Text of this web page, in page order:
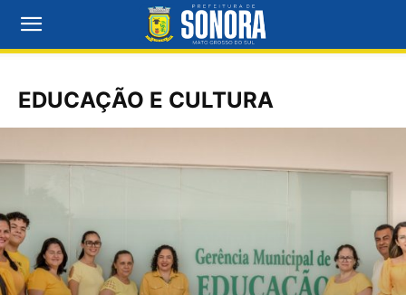
EDUCAÇÃO E CULTURA